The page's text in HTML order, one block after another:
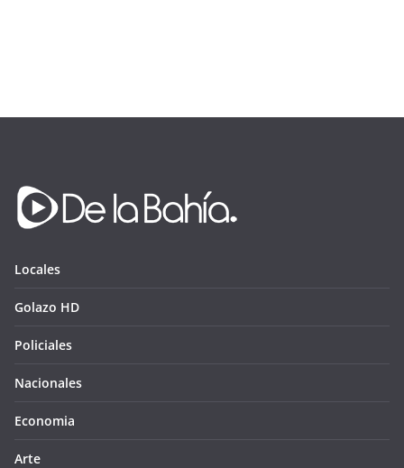
Locales
Golazo HD
Policiales
Nacionales
Economia
Arte